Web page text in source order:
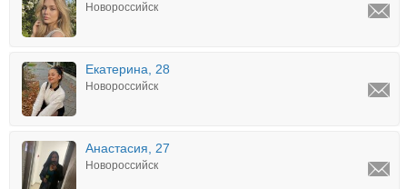
Новороссийск
Екатерина, 28
Новороссийск
Анастасия, 27
Новороссийск